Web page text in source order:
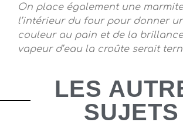
On place également une marmite
l’intérieur du four pour donner
couleur au pain et de la
vapeur d’eau la croûte serait
LES
SUJETS